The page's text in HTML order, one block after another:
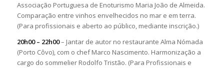
Associação Portuguesa de Enoturismo Maria João de Almeida.
Comparação entre vinhos envelhecidos no mar e em terra.
(Para profissionais e aberto ao público, mediante inscrição.)
20h00 – 22h00– Jantar de autor no restaurante Alma Nómada
(Porto Côvo), com o chef Marco Nascimento. Harmonização a
cargo do sommelier Rodolfo Tristão. (Para Profissionais e